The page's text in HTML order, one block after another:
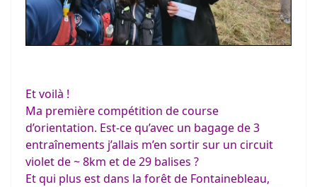
Et voilà !
Ma première compétition de course
d’orientation. Est-ce qu’avec un bagage de 3
entraînements j’allais m’en sortir sur un circuit
violet de ~ 8km et de 29 balises ?
Et qui plus est dans la forêt de Fontainebleau,